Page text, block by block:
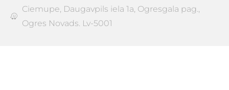
Ciemupe, Daugavpils iela 1a, Ogresgala pag.,
Ogres Novads. Lv-5001